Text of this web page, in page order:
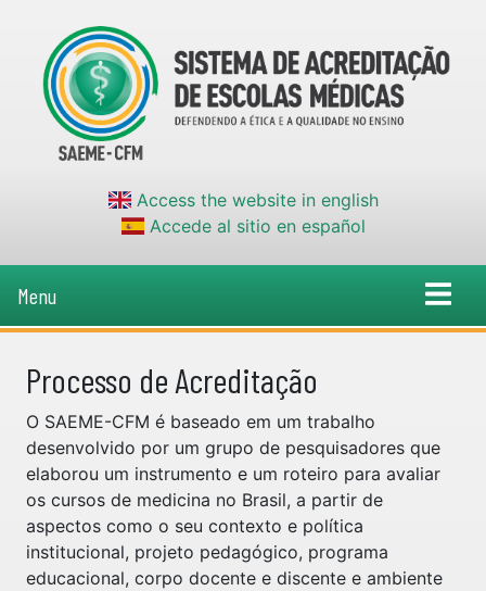
Access the website in english
Accede al sitio en español
Menu
Processo de Acreditação
O SAEME-CFM é baseado em um trabalho
desenvolvido por um grupo de pesquisadores que
elaborou um instrumento e um roteiro para avaliar
os cursos de medicina no Brasil, a partir de
aspectos como o seu contexto e política
institucional, projeto pedagógico, programa
educacional, corpo docente e discente e ambiente